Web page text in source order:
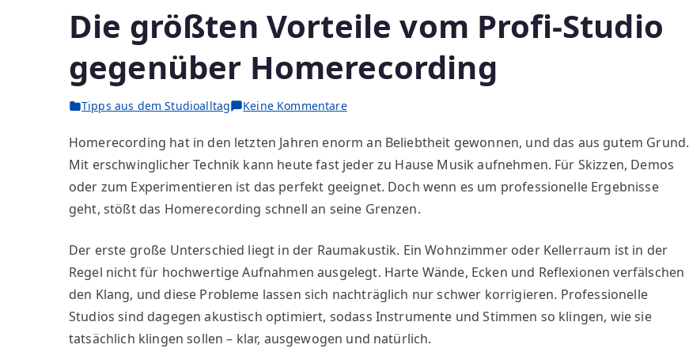
Die größten Vorteile vom Profi-Studio
gegenüber Homerecording
Tipps aus dem Studioalltag Keine Kommentarezu
größten
Vorteile
vom
Profi-
gegenüber
Homerecording hat in den letzten Jahren enorm an Beliebtheit gewonnen, und das aus gutem Grund.
Mit erschwinglicher Technik kann heute fast jeder zu Hause Musik aufnehmen. Für Skizzen, Demos
oder zum Experimentieren ist das perfekt geeignet. Doch wenn es um professionelle Ergebnisse
geht, stößt das Homerecording schnell an seine Grenzen.
Der erste große Unterschied liegt in der Raumakustik. Ein Wohnzimmer oder Kellerraum ist in der
Regel nicht für hochwertige Aufnahmen ausgelegt. Harte Wände, Ecken und Reflexionen verfälschen
den Klang, und diese Probleme lassen sich nachträglich nur schwer korrigieren. Professionelle
Studios sind dagegen akustisch optimiert, sodass Instrumente und Stimmen so klingen, wie sie
tatsächlich klingen sollen – klar, ausgewogen und natürlich.